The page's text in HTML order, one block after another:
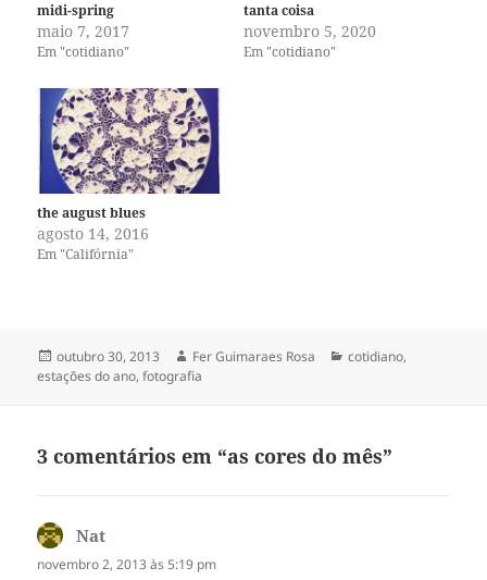
midi-spring
maio 7, 2017
Em "cotidiano"
tanta coisa
novembro 5, 2020
Em "cotidiano"
the august blues
agosto 14, 2016
Em "Califórnia"
Publicado
em
outubro 30, 2013 Autor
Fer Guimaraes Rosa Categorias
cotidiano,
estações do ano,fotografia
3 comentários em “as cores do mês”
Nat
novembro 2, 2013 às 5:19 pm